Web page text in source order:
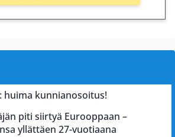
huima kunnianosoitus!
piti siirtyä Eurooppaan –
yllättäen 27-vuotiaana